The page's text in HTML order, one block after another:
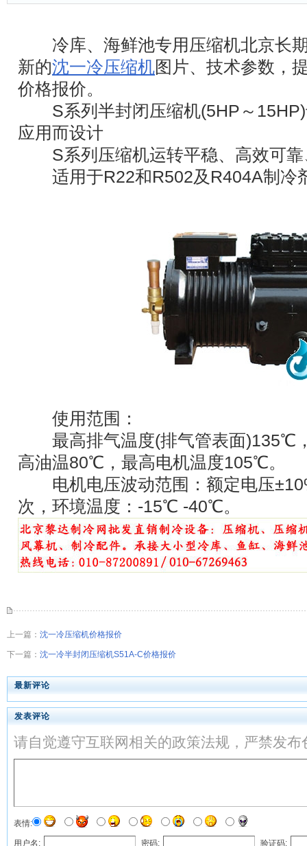
冷库、海鲜池专用压缩机北京长期
新的沈一冷压缩机图片、技术参数，
价格报价。
S系列半封闭压缩机(5HP～15HP)
应用而设计
S系列压缩机运转平稳、高效可靠
适用于R22和R502及R404A制冷
使用范围：
最高排气温度(排气管表面)135℃
高油温80℃，最高电机温度105℃。
电机电压波动范围：额定电压
次，环境温度：-15℃ -40℃。
上一篇： 沈一冷压缩机价格报价
下一篇： 沈一冷半封闭压缩机S51A-C价格报价
最新评论
发表评论
请自觉遵守互联网相关的政策法规，严禁发
表情:
用户名: 密码: 验证码: